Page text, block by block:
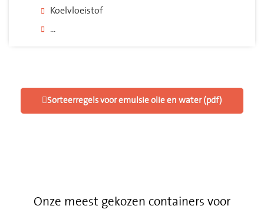
Koelvloeistof
...
Sorteerregels voor emulsie olie en water (pdf)
Onze meest gekozen containers voor